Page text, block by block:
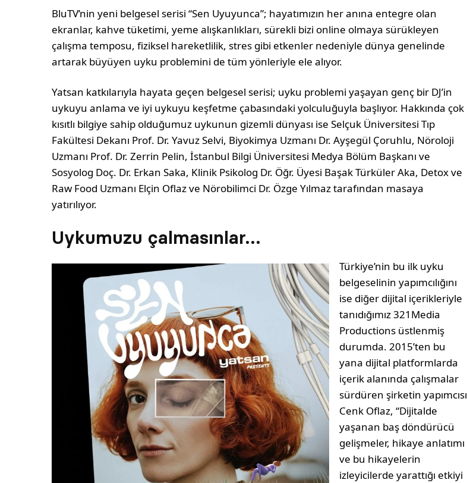
BluTV’nin yeni belgesel serisi “Sen Uyuyunca”; hayatımızın her anına entegre olan
ekranlar, kahve tüketimi, yeme alışkanlıkları, sürekli bizi online olmaya sürükleyen
çalışma temposu, fiziksel hareketlilik, stres gibi etkenler nedeniyle dünya genelinde
artarak büyüyen uyku problemini de tüm yönleriyle ele alıyor.
Yatsan katkılarıyla hayata geçen belgesel serisi; uyku problemi yaşayan genç bir DJ’in
uykuyu anlama ve iyi uykuyu keşfetme çabasındaki yolculuğuyla başlıyor. Hakkında çok
kısıtlı bilgiye sahip olduğumuz uykunun gizemli dünyası ise Selçuk Üniversitesi Tıp
Fakültesi Dekanı Prof. Dr. Yavuz Selvi, Biyokimya Uzmanı Dr. Ayşegül Çoruhlu, Nöroloji
Uzmanı Prof. Dr. Zerrin Pelin, İstanbul Bilgi Üniversitesi Medya Bölüm Başkanı ve
Sosyolog Doç. Dr. Erkan Saka, Klinik Psikolog Dr. Öğr. Üyesi Başak Türküler Aka, Detox ve
Raw Food Uzmanı Elçin Oflaz ve Nörobilimci Dr. Özge Yılmaz tarafından masaya
yatırılıyor.
Uykumuzu çalmasınlar…
Türkiye’nin bu ilk uyku
belgeselinin yapımcılığını
ise diğer dijital içerikleriyle
tanıdığımız 321Media
Productions üstlenmiş
durumda. 2015’ten bu
yana dijital platformlarda
içerik alanında çalışmalar
sürdüren şirketin yapımcısı
Cenk Oflaz, “Dijitalde
yaşanan baş döndürücü
gelişmeler, hikaye anlatımı
ve bu hikayelerin
izleyicilerde yarattığı etkiyi